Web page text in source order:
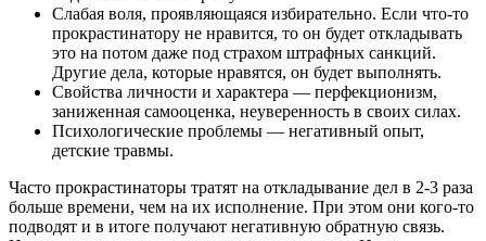
Слабая воля, проявляющаяся избирательно. Если что-то
прокрастинатору не нравится, то он будет откладывать
это на потом даже под страхом штрафных санкций.
Другие дела, которые нравятся, он будет выполнять.
Свойства личности и характера — перфекционизм,
заниженная самооценка, неуверенность в своих силах.
Психологические проблемы — негативный опыт,
детские травмы.
Часто прокрастинаторы тратят на откладывание дел в 2-3 раза
больше времени, чем на их исполнение. При этом они кого-то
подводят и в итоге получают негативную обратную связь.